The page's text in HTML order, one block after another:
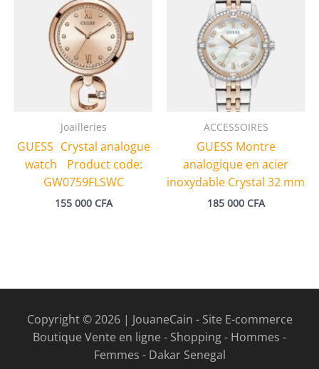
Joailleries
GUESS Crystal analogue
watch Product code:
GW0759FLSWC
155 000 CFA
ACCESSOIRES
GUESS Montre
analogique en acier
inoxydable Crystal 32 mm
185 000 CFA
Copyright © 2026 | JouaneCain - Site E-commerce
Boutique Vente en ligne - Shopping - Hommes -
Femmes - Dakar Senegal